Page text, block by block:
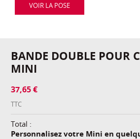
VOIR LA POSE
BANDE DOUBLE POUR
MINI
37,65 €
TTC
Total :
Personnalisez votre Mini en